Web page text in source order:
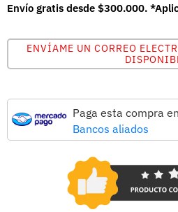
Envío gratis desde $300.000.
ENVÍAME UN CORREO
Paga esta compra en
Bancos aliados